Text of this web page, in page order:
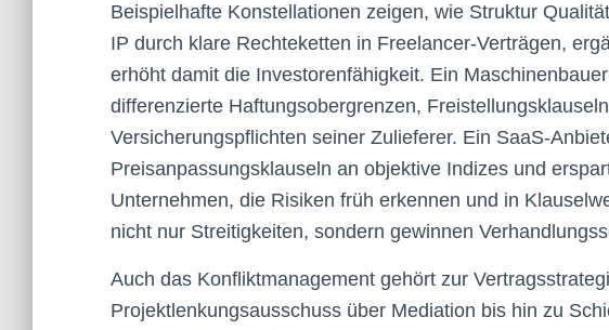
Beispielhafte Konstellationen zeigen, wie Struktur
IP durch klare Rechteketten in Freelancer-Verträgen,
erhöht damit die Investorenfähigkeit. Ein
differenzierte Haftungsobergrenzen,
Versicherungspflichten seiner Zulieferer. Ein SaaS-
Preisanpassungsklauseln an objektive Indizes und
Unternehmen, die Risiken früh erkennen und in
nicht nur Streitigkeiten, sondern gewinnen
Auch das Konfliktmanagement gehört zur
Projektlenkungsausschuss über Mediation bis hin zu